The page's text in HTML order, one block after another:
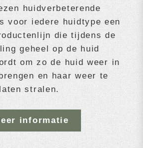
huidverbeterende
voor iedere huidtype een
die tijdens de
geheel op de huid
om zo de huid weer in
en haar weer te
laten stralen.
informatie